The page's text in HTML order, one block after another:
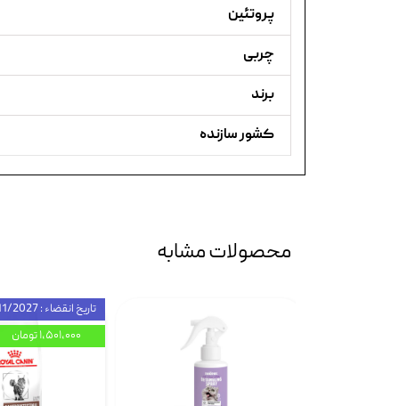
پروتئین
چربی
برند
کشور سازنده
محصولات مشابه
تاریخ انقضاء : 11/2027
۱,۵۰۱,۰۰۰ تومان